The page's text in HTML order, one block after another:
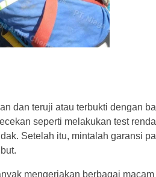
dan teruji atau terbukti dengan
seperti melakukan test
Setelah itu, mintalah garansi
mengerjakan berbagai